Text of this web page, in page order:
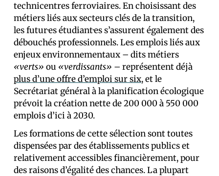
technicentres ferroviaires. En choisissant des
métiers liés aux secteurs clés de la transition,
les futur·es étudiant·es s’assurent également des
débouchés professionnels. Les emplois liés aux
enjeux environnementaux – dits métiers
«verts» ou «verdissants» – représentent déjà
plus d’une offre d’emploi sur six, et le
Secrétariat général à la planification écologique
prévoit la création nette de 200 000 à 550 000
emplois d’ici à 2030.
Les formations de cette sélection sont toutes
dispensées par des établissements publics et
relativement accessibles financièrement, pour
des raisons d’égalité des chances. La plupart